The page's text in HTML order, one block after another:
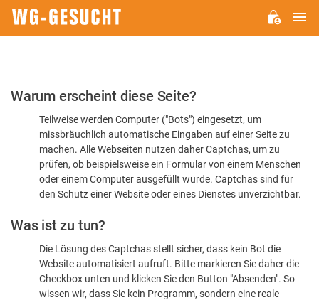
Bitte
dass
sind
Warum erscheint diese Seite?
Teilweise werden Computer ("Bots") eingesetzt, um
missbräuchlich automatische Eingaben auf einer Seite zu
machen. Alle Webseiten nutzen daher Captchas, um zu
prüfen, ob beispielsweise ein Formular von einem Menschen
oder einem Computer ausgefüllt wurde. Captchas sind für
den Schutz einer Website oder eines Dienstes unverzichtbar.
Was ist zu tun?
Die Lösung des Captchas stellt sicher, dass kein Bot die
Website automatisiert aufruft. Bitte markieren Sie daher die
Checkbox unten und klicken Sie den Button "Absenden". So
wissen wir, dass Sie kein Programm, sondern eine reale